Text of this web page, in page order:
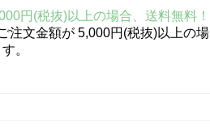
注文金額が 5,000円(税抜)以上の場
。